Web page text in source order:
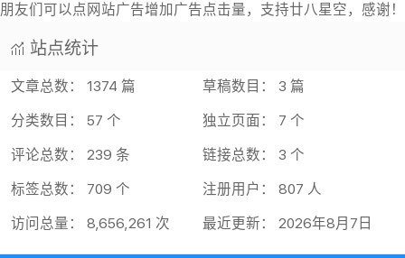
朋友们可以点网站广告增加广告点击量，支持廿八星空，感谢！
站点统计
文章总数： 1374 篇 草稿数目： 3 篇
分类数目： 57 个 独立页面： 7 个
评论总数： 239 条 链接总数： 3 个
标签总数： 709 个 注册用户： 807 人
访问总量： 8,656,261 次 最近更新： 2026年8月7日